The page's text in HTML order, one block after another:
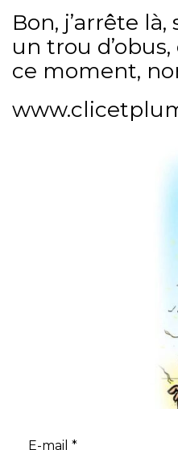
Bon, j’arrête
un trou
ce moment,
E-mail *